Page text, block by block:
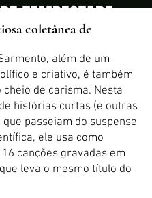
TEMPESTADE
Sarmento
dezesseis
abismos.
é uma
16 contos que fazem o
em universos onde o
se entrelaçam.
faixas do álbum
por Jefferson
coletânea de
além de um
e criativo, é também
cheio de carisma. Nesta
histórias curtas (e outras
passeiam do suspense
ele usa como
canções gravadas em
leva o mesmo título do